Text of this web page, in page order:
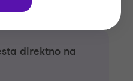
direktno na